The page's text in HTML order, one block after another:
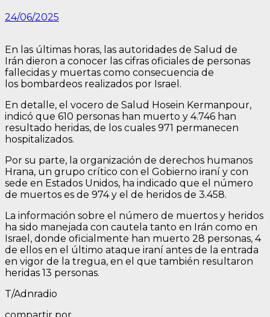
24/06/2025
En las últimas horas, las autoridades de Salud de
Irán dieron a conocer las cifras oficiales de personas
fallecidas y muertas como consecuencia de
los bombardeos realizados por Israel.
En detalle, el vocero de Salud Hosein Kermanpour,
indicó que 610 personas han muerto y 4.746 han
resultado heridas, de los cuales 971 permanecen
hospitalizados.
Por su parte, la organización de derechos humanos
Hrana, un grupo crítico con el Gobierno iraní y con
sede en Estados Unidos, ha indicado que el número
de muertos es de 974 y el de heridos de 3.458.
La información sobre el número de muertos y heridos
ha sido manejada con cautela tanto en Irán como en
Israel, donde oficialmente han muerto 28 personas, 4
de ellos en el último ataque iraní antes de la entrada
en vigor de la tregua, en el que también resultaron
heridas 13 personas.
T/Adnradio